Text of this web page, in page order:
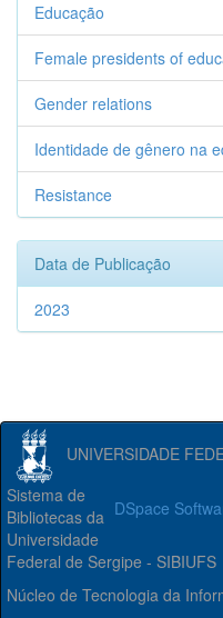
Educação
Female presidents of
Gender relations
Identidade de gênero na
Resistance
Data de Publicação
2023
UNIVERSIDADE
DSpace
Sistema de
Bibliotecas da
Universidade
Federal de Sergipe - SIBIUFS
Núcleo de Tecnologia da